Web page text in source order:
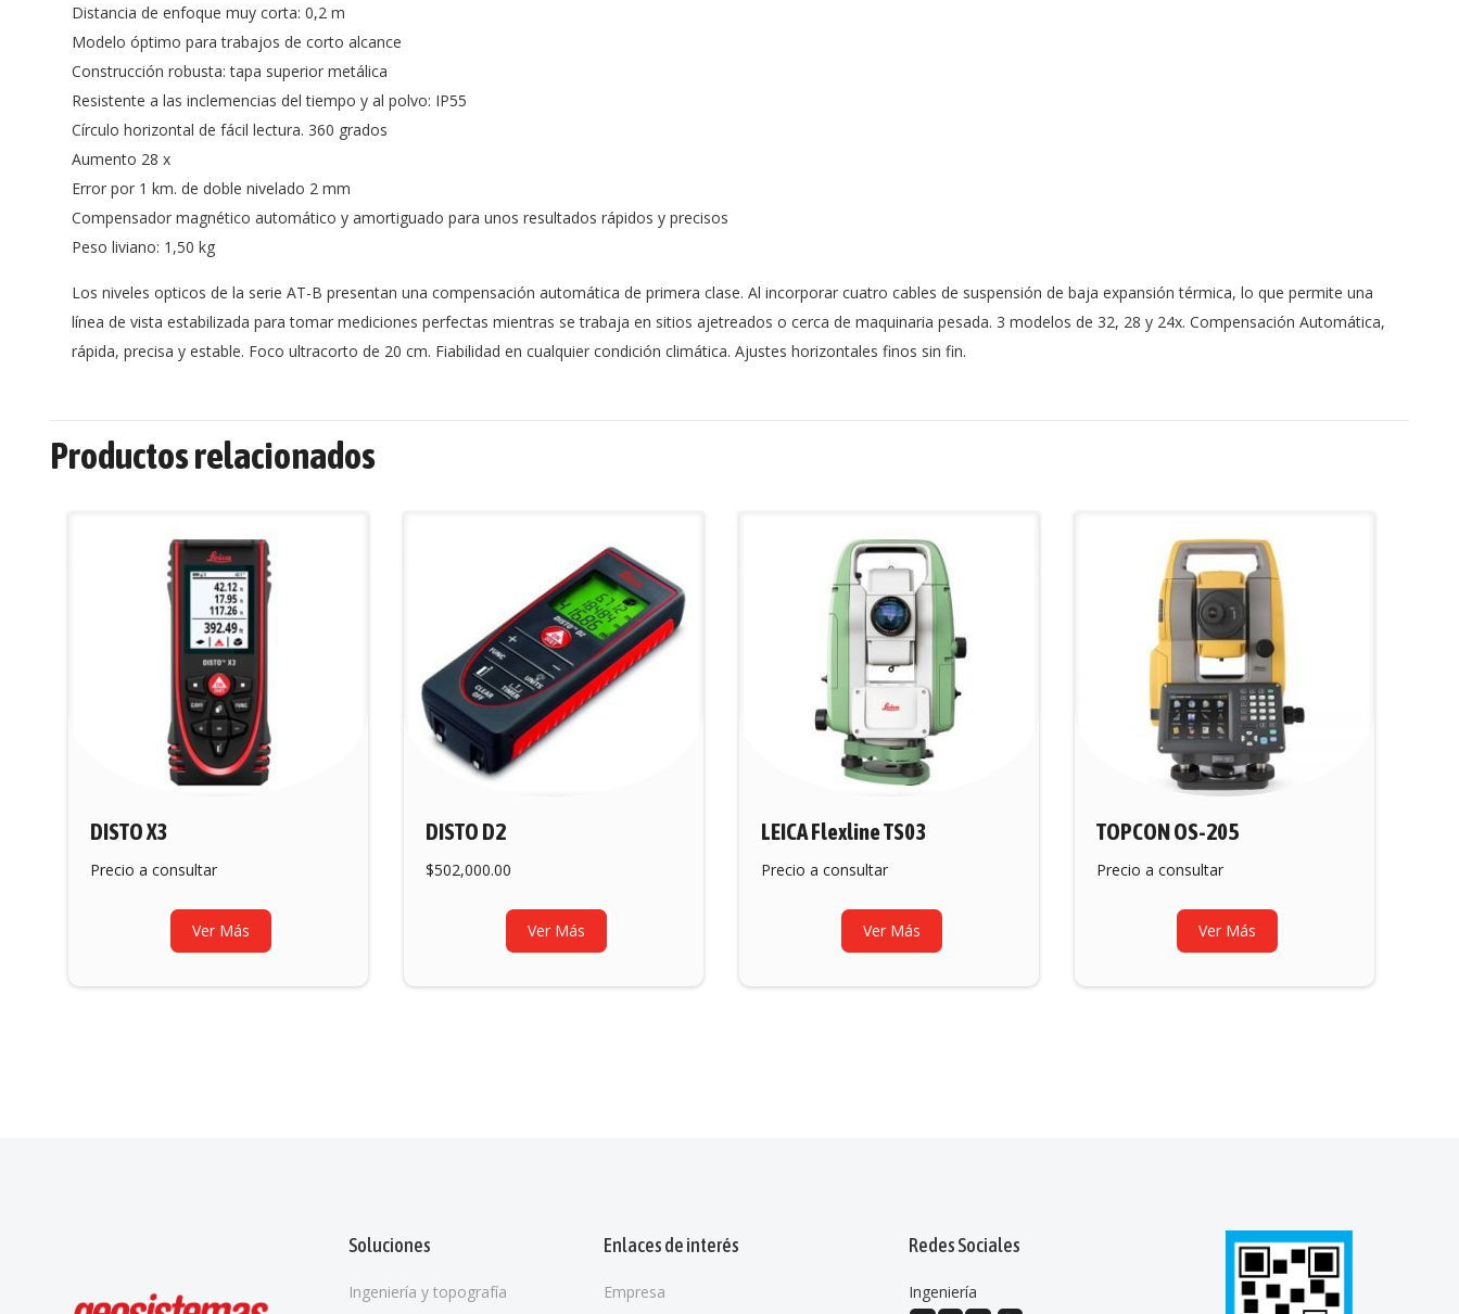
Distancia de enfoque muy corta: 0,2 m
Modelo óptimo para trabajos de corto alcance
Construcción robusta: tapa superior metálica
Resistente a las inclemencias del tiempo y al polvo: IP55
Círculo horizontal de fácil lectura. 360 grados
Aumento 28 x
Error por 1 km. de doble nivelado 2 mm
Compensador magnético automático y amortiguado para unos resultados rápidos y precisos
Peso liviano: 1,50 kg
Los niveles opticos de la serie AT-B presentan una compensación automática de primera clase. Al incorporar cuatro cables de suspensión de baja expansión térmica, lo que permite una
línea de vista estabilizada para tomar mediciones perfectas mientras se trabaja en sitios ajetreados o cerca de maquinaria pesada. 3 modelos de 32, 28 y 24x. Compensación Automática,
rápida, precisa y estable. Foco ultracorto de 20 cm. Fiabilidad en cualquier condición climática. Ajustes horizontales finos sin fin.
Productos relacionados
DISTO X3
Precio a consultar
Ver Más
DISTO D2
$502,000.00
Ver Más
LEICA Flexline TS03
Precio a consultar
Ver Más
TOPCON OS-205
Precio a consultar
Ver Más
Soluciones
Ingeniería y topografía
Enlaces de interés
Empresa
Redes Sociales
Ingeniería